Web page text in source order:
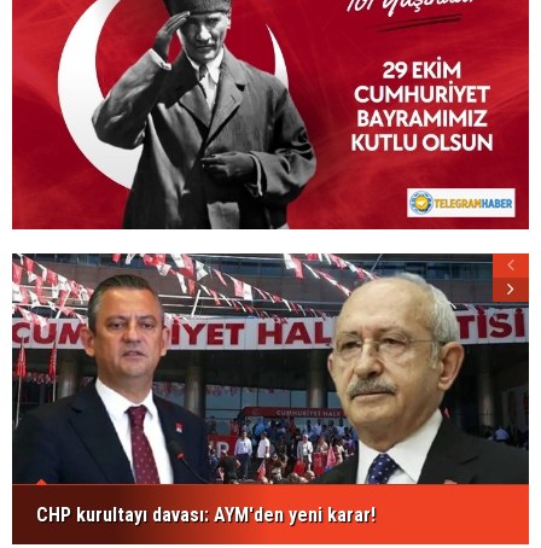
CHP kurultayı davası: AYM'den yeni karar!